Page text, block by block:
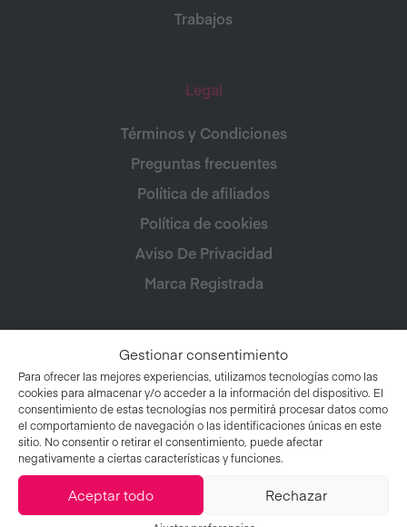
Gestionar consentimiento
Para ofrecer las mejores experiencias, utilizamos tecnologías como las
cookies para almacenar y/o acceder a la información del dispositivo. El
consentimiento de estas tecnologías nos permitirá procesar datos como
el comportamiento de navegación o las identificaciones únicas en este
sitio. No consentir o retirar el consentimiento, puede afectar
negativamente a ciertas características y funciones.
Aceptar todo Rechazar
Trabajos
Legal
Términos y Condiciones
Preguntas frecuentes
Política de afiliados
Política de cookies
Aviso De Privacidad
Marca Registrada